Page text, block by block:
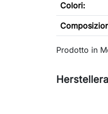
Colori:
Prodotto in